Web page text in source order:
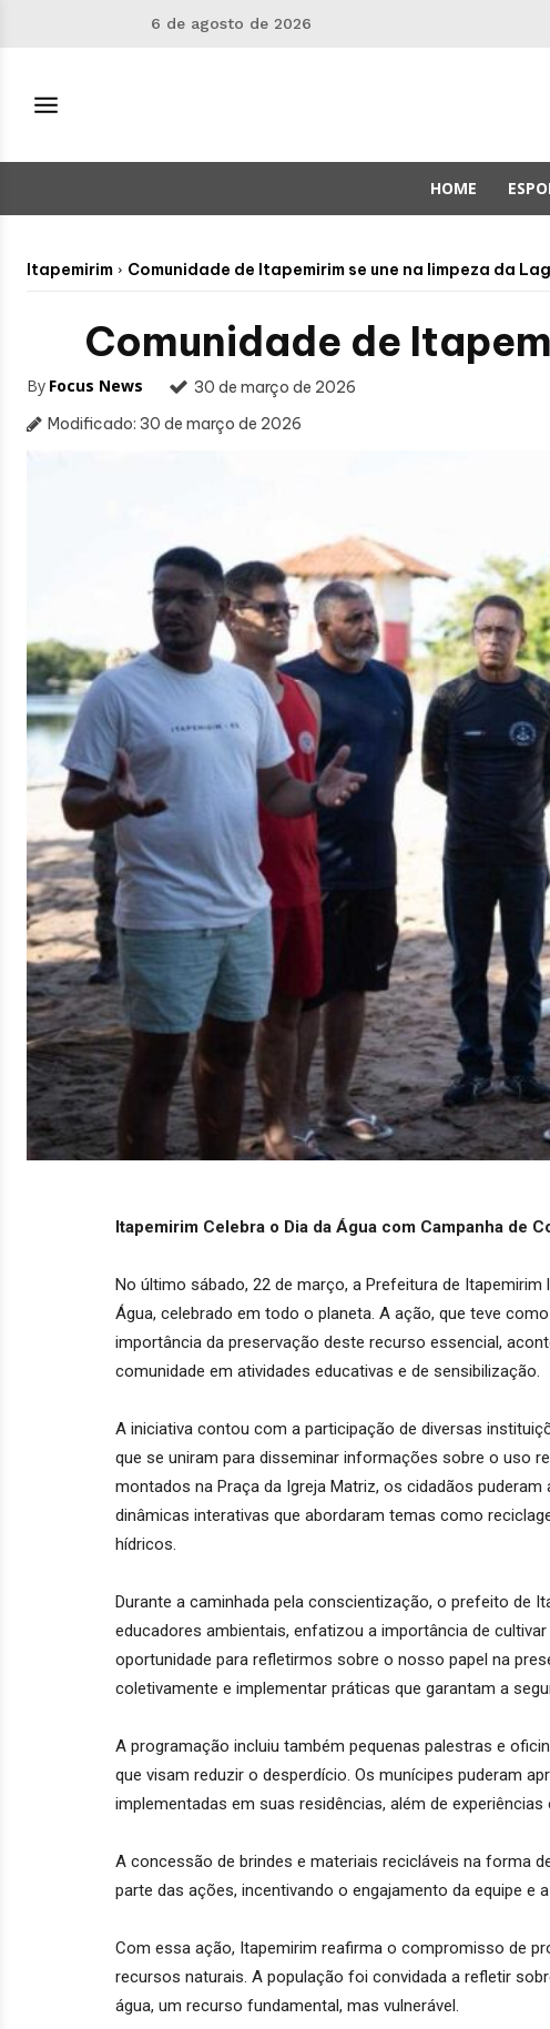
6 de agosto de 2026
HOME
Itapemirim Comunidade de Itapemirim se une na limpeza da
Comunidade de
By Focus News
30 de março de 2026
Modificado: 30 de março de 2026
Itapemirim Celebra o Dia da Água com Campanha de
No último sábado, 22 de março, a Prefeitura de
Água, celebrado em todo o planeta. A ação, que teve
importância da preservação deste recurso essencial,
comunidade em atividades educativas e de sensibilização.
A iniciativa contou com a participação de diversas
que se uniram para disseminar informações sobre o uso
montados na Praça da Igreja Matriz, os cidadãos
dinâmicas interativas que abordaram temas como
hídricos.
Durante a caminhada pela conscientização, o prefeito de
educadores ambientais, enfatizou a importância de
oportunidade para refletirmos sobre o nosso papel na
coletivamente e implementar práticas que garantam a
A programação incluiu também pequenas palestras e
que visam reduzir o desperdício. Os munícipes puderam
implementadas em suas residências, além de
A concessão de brindes e materiais recicláveis na forma
parte das ações, incentivando o engajamento da equipe e
Com essa ação, Itapemirim reafirma o compromisso de
recursos naturais. A população foi convidada a refletir
água, um recurso fundamental, mas vulnerável.